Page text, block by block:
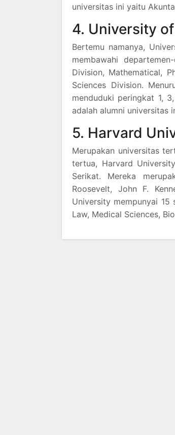
universitas ini yaitu
4. University
Bertemu namanya,
membawahi
Division, Mathematical,
Sciences Division.
menduduki peringkat 1,
adalah alumni universitas
5. Harvard
Merupakan universitas
tertua, Harvard
Serikat. Mereka
Roosevelt, John F.
University mempunyai 15
Law, Medical Sciences,